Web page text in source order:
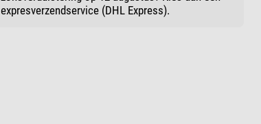
expresverzendservice (DHL Express).